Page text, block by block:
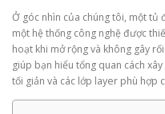
Ở góc nhìn của chúng tôi, một tủ
một hệ thống công nghệ được
hoạt khi mở rộng và không gây
giúp bạn hiểu tổng quan cách
tối giản và các lớp layer phù hợp